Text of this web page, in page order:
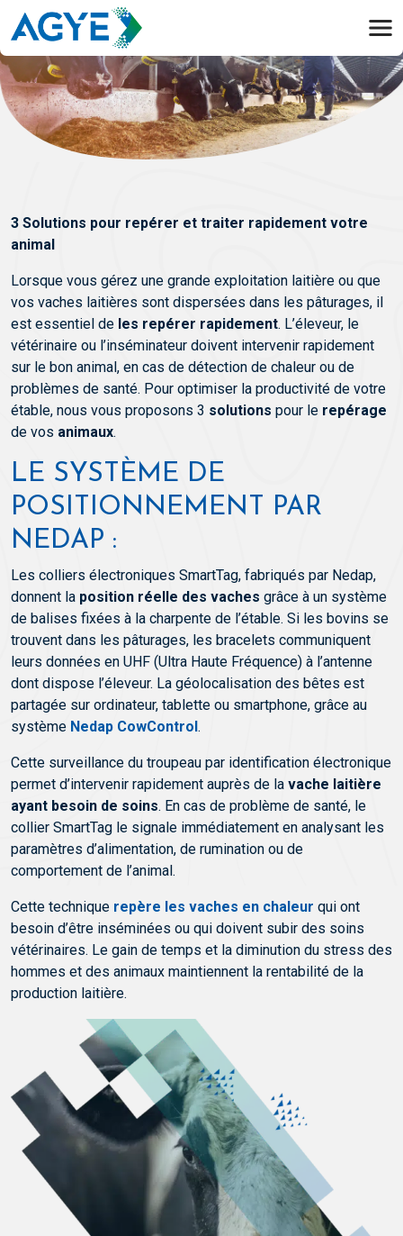
3 Solutions pour repérer et traiter rapidement votre
animal
Lorsque vous gérez une grande exploitation laitière ou que
vos vaches laitières sont dispersées dans les pâturages, il
est essentiel de les repérer rapidement. L’éleveur, le
vétérinaire ou l’inséminateur doivent intervenir rapidement
sur le bon animal, en cas de détection de chaleur ou de
problèmes de santé. Pour optimiser la productivité de votre
étable, nous vous proposons 3 solutions pour le repérage
de vos animaux.
LE SYSTÈME DE
POSITIONNEMENT PAR
NEDAP :
Les colliers électroniques SmartTag, fabriqués par Nedap,
donnent la position réelle des vaches grâce à un système
de balises fixées à la charpente de l’étable. Si les bovins se
trouvent dans les pâturages, les bracelets communiquent
leurs données en UHF (Ultra Haute Fréquence) à l’antenne
dont dispose l’éleveur. La géolocalisation des bêtes est
partagée sur ordinateur, tablette ou smartphone, grâce au
système Nedap CowControl.
Cette surveillance du troupeau par identification électronique
permet d’intervenir rapidement auprès de la vache laitière
ayant besoin de soins. En cas de problème de santé, le
collier SmartTag le signale immédiatement en analysant les
paramètres d’alimentation, de rumination ou de
comportement de l’animal.
Cette technique repère les vaches en chaleur qui ont
besoin d’être inséminées ou qui doivent subir des soins
vétérinaires. Le gain de temps et la diminution du stress des
hommes et des animaux maintiennent la rentabilité de la
production laitière.